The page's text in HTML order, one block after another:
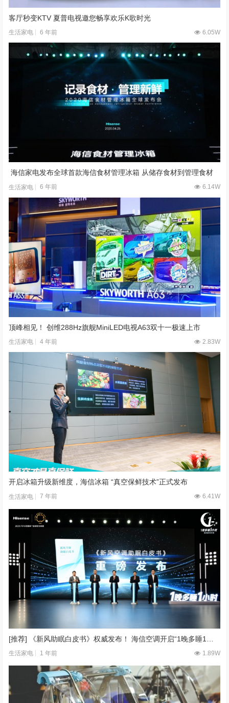
客厅秒变KTV 夏普电视邀您畅享欢乐K歌时光
生活家电 6 年前 6.05W
海信家电发布全球首款海信食材管理冰箱 从储存食材到管理食材
生活家电 6 年前 6.14W
顶峰相见！ 创维288Hz旗舰MiniLED电视A63双十一极速上市
生活家电 4 年前 2.83W
开启冰箱升级新维度，海信冰箱 “真空保鲜技术”正式发布
生活家电 7 年前 6.41W
生活家电 1 年前 1.89W